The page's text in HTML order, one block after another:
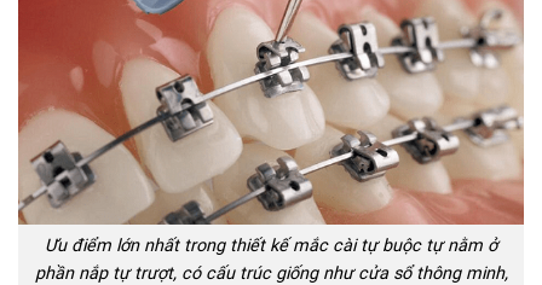
Ưu điểm lớn nhất trong thiết kế mắc cài tự buộc tự nằm ở
phần nắp tự trượt, có cấu trúc giống như cửa sổ thông minh,